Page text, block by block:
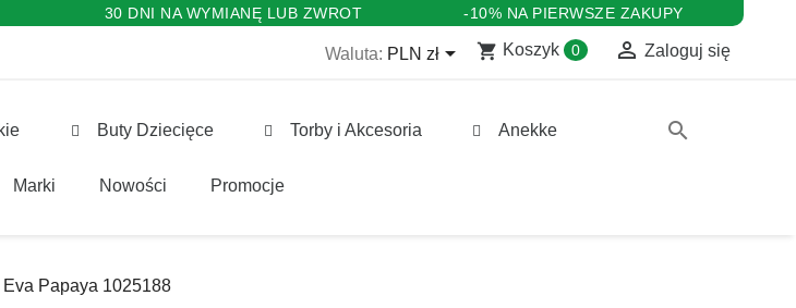
30 DNI NA WYMIANĘ LUB ZWROT -10% NA PIERWSZE ZAKUPY
Waluta: PLN zł shopping_cart Koszyk 0  Zaloguj się
Buty Dziecięce Torby i Akcesoria Anekke
Marki Nowości Promocje
search
Papaya 1025188